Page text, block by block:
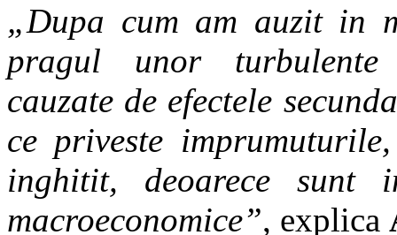
„Dupa cum am auzit in
pragul unor turbulente
cauzate de efectele
ce priveste
inghitit, deoarece sunt
macroeconomice”, explica